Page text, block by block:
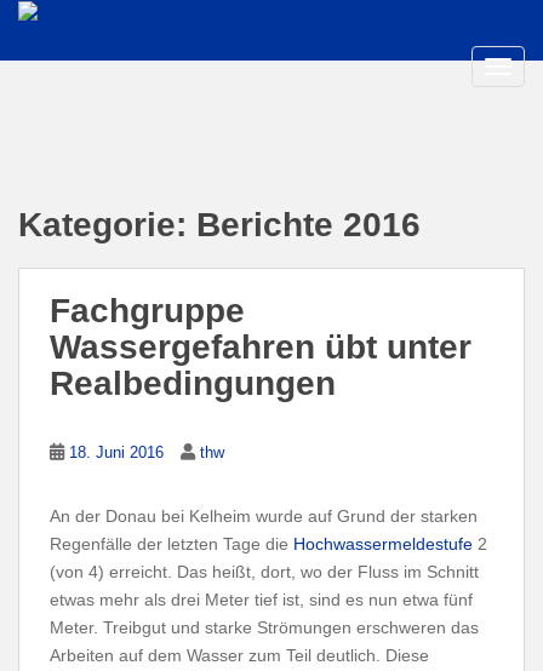
Kategorie: Berichte 2016
Fachgruppe
Wassergefahren übt unter
Realbedingungen
18. Juni 2016 thw
An der Donau bei Kelheim wurde auf Grund der starken
Regenfälle der letzten Tage die Hochwassermeldestufe 2
(von 4) erreicht. Das heißt, dort, wo der Fluss im Schnitt
etwas mehr als drei Meter tief ist, sind es nun etwa fünf
Meter. Treibgut und starke Strömungen erschweren das
Arbeiten auf dem Wasser zum Teil deutlich. Diese